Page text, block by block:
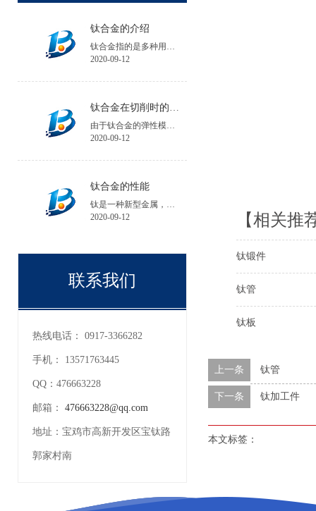
【相关推
钛锻件
钛管
钛板
上一条 钛管
下一条 钛加工件
本文标签：
钛合金的介绍
钛合金指的是多种用钛与其他金属制成的合金金属。
2020-09-12
钛合金在切削时的注意事项
由于钛合金的弹性模量小，工件在加工中的夹紧变形和受力变形大，会降低工件的加工精度；工件安装时夹紧力不宜过大，必要时可增加辅助支承。
2020-09-12
钛合金的性能
钛是一种新型金属，钛的性能与所含碳、氮、氢、氧等杂质含量有关，碘化钛杂质含量不超过0.1%。
2020-09-12
联系我们
热线电话： 0917-3366282
手机： 13571763445
QQ： 476663228
邮箱： 476663228@qq.com
地址： 宝鸡市高新开发区宝钛路
郭家村南